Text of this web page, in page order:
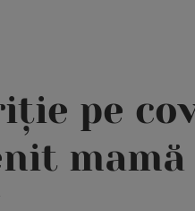
pe
mamă